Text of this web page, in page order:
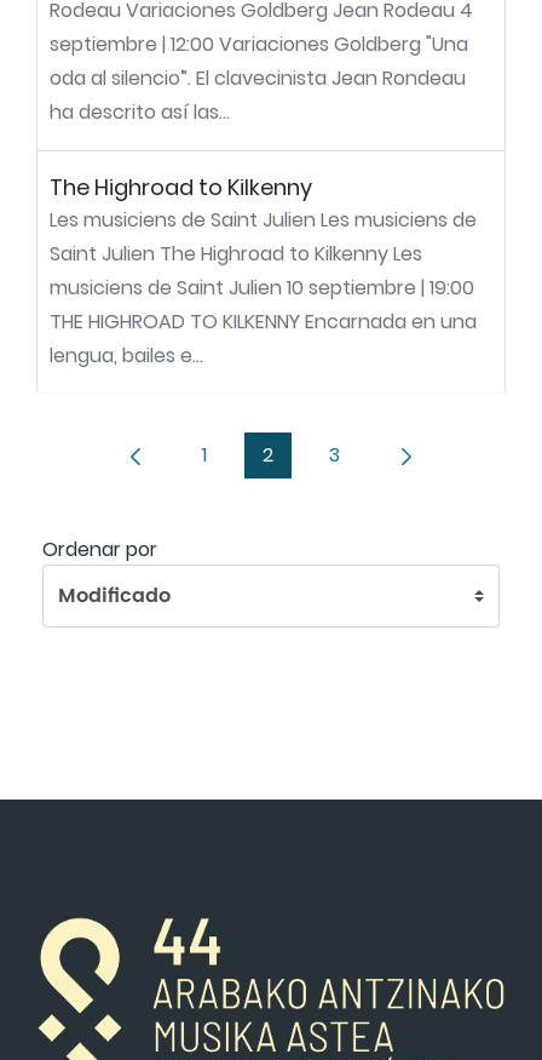
Rodeau Variaciones Goldberg Jean Rodeau 4
septiembre | 12:00 Variaciones Goldberg "Una
oda al silencio”. El clavecinista Jean Rondeau
ha descrito así las...
The Highroad to Kilkenny
Les musiciens de Saint Julien Les musiciens de
Saint Julien The Highroad to Kilkenny Les
musiciens de Saint Julien 10 septiembre | 19:00
THE HIGHROAD TO KILKENNY Encarnada en una
lengua, bailes e...
Página
1 Página
2 Página
3
Ordenar por